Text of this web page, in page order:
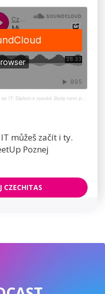
IT. Diplom z vysoké školy není potřeba
můžeš začít i ty.
Poznej
CZECHITAS